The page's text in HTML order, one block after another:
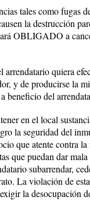
tales como fugas
la destrucción
OBLIGADO a
quiera
y de producirse la
beneficio del
en el local
la seguridad del
que atente contra
que puedan dar
subarrendar,
La violación de
la desocupación